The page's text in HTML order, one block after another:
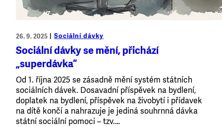
26. 9. 2025 Sociální dávky
Sociální dávky se mění, přichází
„superdávka“
Od 1. října 2025 se zásadně mění systém státních
sociálních dávek. Dosavadní příspěvek na bydlení,
doplatek na bydlení, příspěvek na živobytí i přídavek
na dítě končí a nahrazuje je jediná souhrnná dávka
státní sociální pomoci – tzv.…